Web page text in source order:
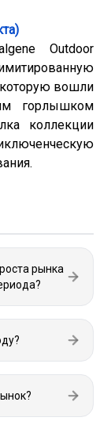
Outdoor
вошли
горлышком
коллекции
рынка